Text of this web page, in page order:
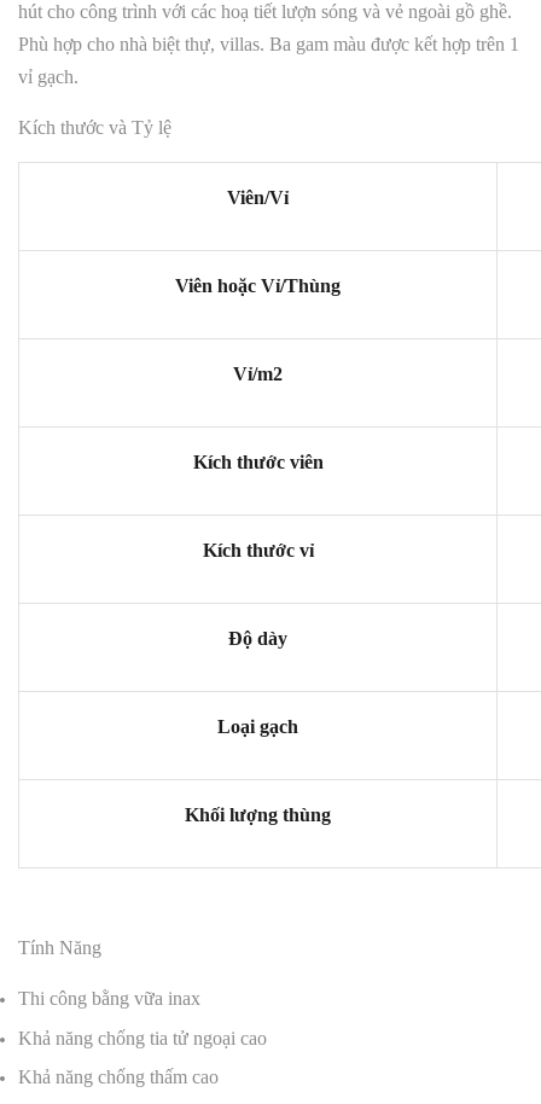
hút cho công trình với các hoạ tiết lượn sóng và vẻ ngoài gồ ghề.
Phù hợp cho nhà biệt thự, villas. Ba gam màu được kết hợp trên 1
vỉ gạch.
Kích thước và Tỷ lệ
Viên/Vỉ
Viên hoặc Vỉ/Thùng
Vỉ/m2
Kích thước viên
Kích thước vỉ
Độ dày
Loại gạch
Khối lượng thùng
Tính Năng
Thi công bằng vữa inax
Khả năng chống tia tử ngoại cao
Khả năng chống thấm cao